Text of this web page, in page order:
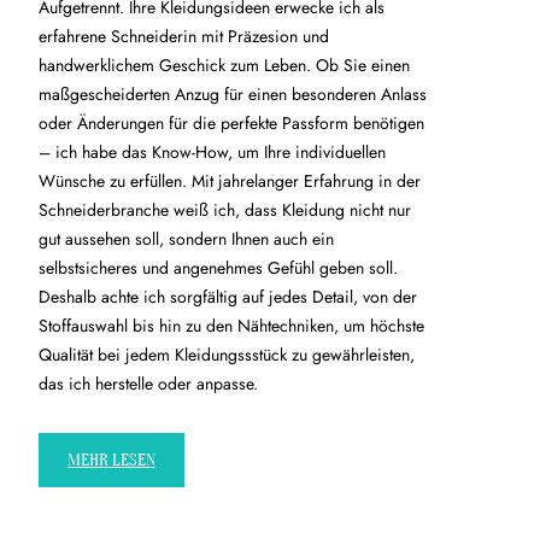
Aufgetrennt. Ihre Kleidungsideen erwecke ich als
erfahrene Schneiderin mit Präzesion und
handwerklichem Geschick zum Leben. Ob Sie einen
maßgescheiderten Anzug für einen besonderen Anlass
oder Änderungen für die perfekte Passform benötigen
– ich habe das Know-How, um Ihre individuellen
Wünsche zu erfüllen. Mit jahrelanger Erfahrung in der
Schneiderbranche weiß ich, dass Kleidung nicht nur
gut aussehen soll, sondern Ihnen auch ein
selbstsicheres und angenehmes Gefühl geben soll.
Deshalb achte ich sorgfältig auf jedes Detail, von der
Stoffauswahl bis hin zu den Nähtechniken, um höchste
Qualität bei jedem Kleidungssstück zu gewährleisten,
das ich herstelle oder anpasse.
MEHR LESEN